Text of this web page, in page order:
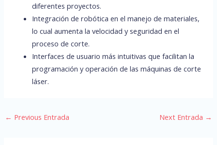
diferentes proyectos.
Integración de robótica en el manejo de materiales,
lo cual aumenta la velocidad y seguridad en el
proceso de corte.
Interfaces de usuario más intuitivas que facilitan la
programación y operación de las máquinas de corte
láser.
← Previous Entrada Next Entrada →